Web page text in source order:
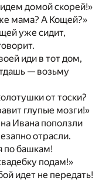
домой скорей!»
мама? А Кощей?»
уже сидит,
иди в тот дом,
— возьму
от тоски?
глупые мозги!»
Ивана поползли
отрасли.
по башкам!
подам!»
идет не передать!